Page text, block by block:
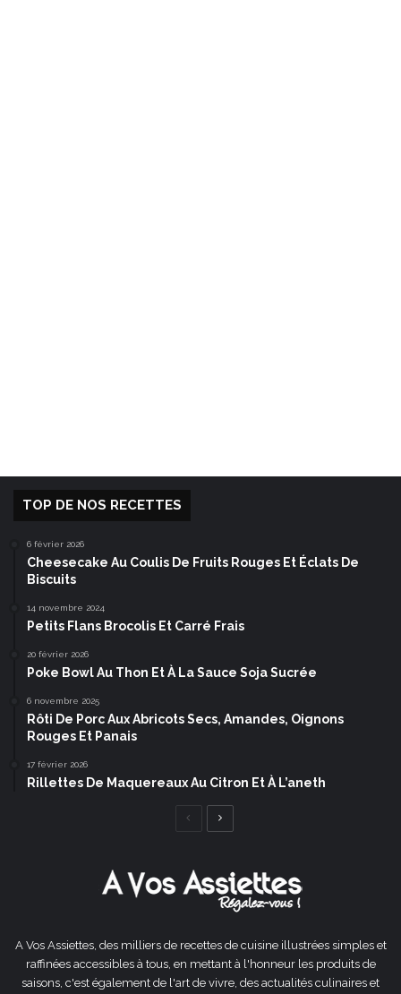
TOP DE NOS RECETTES
6 février 2026
Cheesecake Au Coulis De Fruits Rouges Et Éclats De
Biscuits
14 novembre 2024
Petits Flans Brocolis Et Carré Frais
20 février 2026
Poke Bowl Au Thon Et À La Sauce Soja Sucrée
6 novembre 2025
Rôti De Porc Aux Abricots Secs, Amandes, Oignons
Rouges Et Panais
17 février 2026
Rillettes De Maquereaux Au Citron Et À L’aneth
Page
A Vos Assiettes, des milliers de recettes de cuisine illustrées simples et
raffinées accessibles à tous, en mettant à l'honneur les produits de
saisons, c'est également de l'art de vivre, des actualités culinaires et